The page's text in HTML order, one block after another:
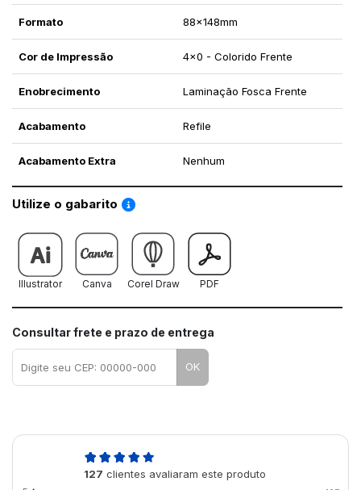
Formato 88x148mm
Cor de Impressão 4x0 - Colorido Frente
Enobrecimento Laminação Fosca Frente
Acabamento Refile
Acabamento Extra Nenhum
Utilize o gabarito Saiba como utilizar os nossos gabaritos
Illustrator Canva Corel Draw PDF
Consultar frete e prazo de entrega
OK
127 clientes avaliaram este produto